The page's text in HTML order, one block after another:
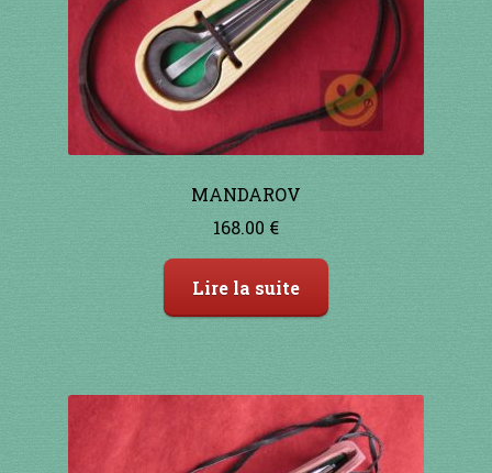
11 à 20€
21 à 30€
71 à 80€
MANDAROV
168.00 €
Lire la suite